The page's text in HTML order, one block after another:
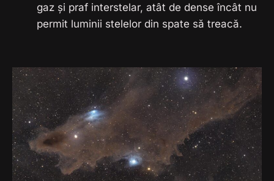
gaz și praf interstelar, atât de dense încât nu
permit luminii stelelor din spate să treacă.